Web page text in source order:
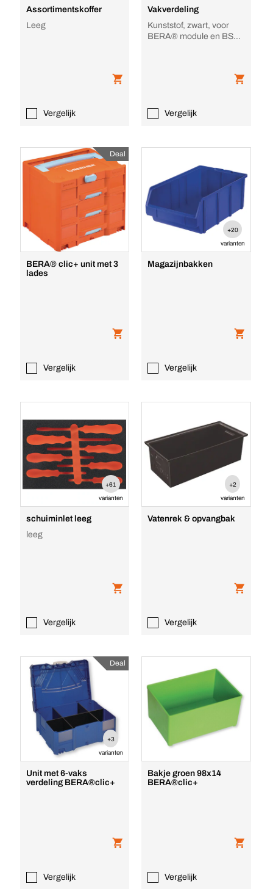
Assortimentskoffer
Leeg
Vergelijk
Vakverdeling
Kunststof, zwart, voor
BERA® module en BS
Vergelijk
Deal
BERA® clic+ unit met 3
lades
Vergelijk
+20
varianten
Magazijnbakken
Vergelijk
+61
varianten
schuiminlet leeg
leeg
Vergelijk
+2
varianten
Vatenrek & opvangbak
Vergelijk
Deal
+3
varianten
Unit met 6-vaks
verdeling BERA®clic+
Vergelijk
Bakje groen 98x14
BERA®clic+
Vergelijk